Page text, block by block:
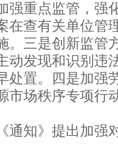
强重点监管，强
在查有关单位管
。三是创新监管
动发现和识别违
处置。四是加强
市场秩序专项行
知》提出加强对